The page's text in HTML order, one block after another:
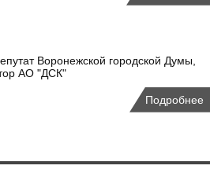
Воронежской городской Думы,
АО "ДСК"
Подробнее